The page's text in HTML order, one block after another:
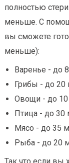
полностью
меньше. С
вы сможете
меньше):
Варенье - до
Грибы - до 20
Овощи - до 10
Птица - до 30
Мясо - до 35
Рыба - до 20